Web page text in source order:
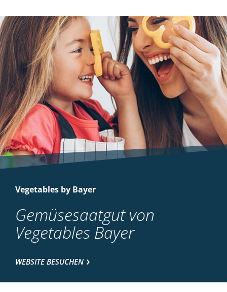
Vegetables by Bayer
Gemüsesaatgut von
Vegetables Bayer
WEBSITE BESUCHEN